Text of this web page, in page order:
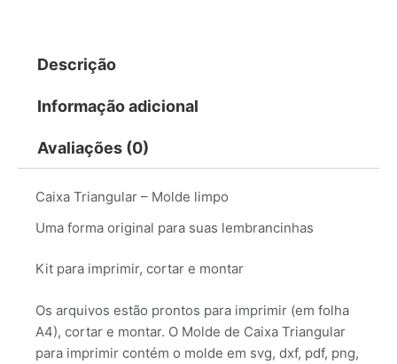
Descrição
Informação adicional
Avaliações (0)
Caixa Triangular – Molde limpo
Uma forma original para suas lembrancinhas
Kit para imprimir, cortar e montar
Os arquivos estão prontos para imprimir (em folha
A4), cortar e montar. O Molde de Caixa Triangular
para imprimir contém o molde em svg, dxf, pdf, png,